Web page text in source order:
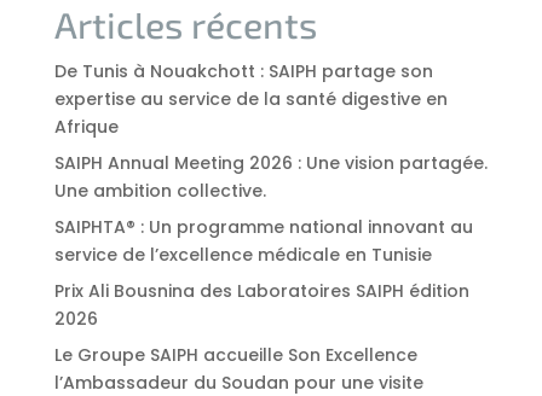
Articles récents
De Tunis à Nouakchott : SAIPH partage son
expertise au service de la santé digestive en
Afrique
SAIPH Annual Meeting 2026 : Une vision partagée.
Une ambition collective.
SAIPHTA® : Un programme national innovant au
service de l’excellence médicale en Tunisie
Prix Ali Bousnina des Laboratoires SAIPH édition
2026
Le Groupe SAIPH accueille Son Excellence
l’Ambassadeur du Soudan pour une visite